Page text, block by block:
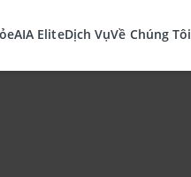
AIA EliteDịch VụVề Chúng Tôi